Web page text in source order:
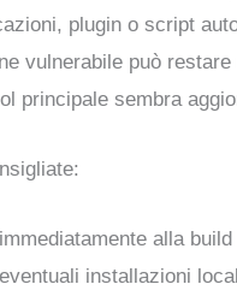
plugin o script
vulnerabile può
principale sembra
alla
installazioni